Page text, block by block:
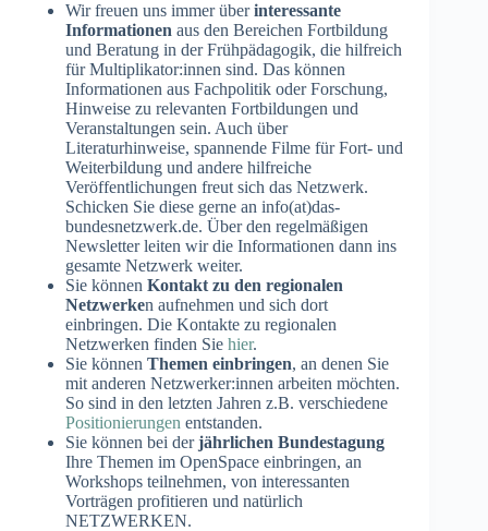
Wir freuen uns immer überinteressante
Informationen aus den Bereichen Fortbildung
und Beratung in der Frühpädagogik, die hilfreich
für Multiplikator:innen sind. Das können
Informationen aus Fachpolitik oder Forschung,
Hinweise zu relevanten Fortbildungen und
Veranstaltungen sein. Auch über
Literaturhinweise, spannende Filme für Fort- und
Weiterbildung und andere hilfreiche
Veröffentlichungen freut sich das Netzwerk.
Schicken Sie diese gerne an info(at)das-
bundesnetzwerk.de. Über den regelmäßigen
Newsletter leiten wir die Informationen dann ins
gesamte Netzwerk weiter.
Sie können Kontakt zu den regionalen
Netzwerken aufnehmen und sich dort
einbringen. Die Kontakte zu regionalen
Netzwerken finden Sie hier.
Sie können Themen einbringen, an denen Sie
mit anderen Netzwerker:innen arbeiten möchten.
So sind in den letzten Jahren z.B. verschiedene
Positionierungen entstanden.
Sie können bei derjährlichen Bundestagung
Ihre Themen im OpenSpace einbringen, an
Workshops teilnehmen, von interessanten
Vorträgen profitieren und natürlich
NETZWERKEN.